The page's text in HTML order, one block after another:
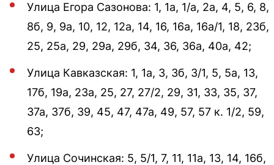
Улица Егора Сазонова: 1, 1а, 1/а, 2а, 4, 5, 6, 8,
8б, 9, 9а, 10, 12, 12а, 14, 16, 16а, 16а/1, 18, 23б,
25, 25а, 29, 29а, 29б, 34, 36, 36а, 40а, 42;
Улица Кавказская: 1, 1а, 3, 3б, 3/1, 5, 5а, 13,
17б, 19а, 23а, 25, 27, 27/2, 29, 31, 33, 35, 37,
37а, 37б, 39, 45, 47, 47а, 49, 57, 57 к. 1/2, 59,
63;
Улица Сочинская: 5, 5/1, 7, 11, 11а, 13, 14, 16б,